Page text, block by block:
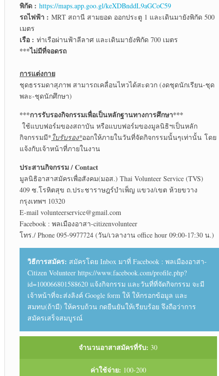
พิกัด : https://maps.app.goo.gl/keXDBnddL9aGCoC59
รถไฟฟ้า : MRT สถานี สามยอด ออกประตู 1 และเดินมายังพิกัด 500
เมตร
เรือ : ท่าเรือผ่านฟ้าลีลาศ และเดินมายังพิกัด 700 เมตร
***ไม่มีที่จอดรถ
การแต่งกาย
ชุดธรรมดาสุภาพ สามารถเคลื่อนไหวได้สะดวก (งดชุดนักเรียน-ชุด
พละ-ชุดนักศึกษา)
***การรับรองกิจกรรมเพื่อเป็นหลักฐานทางการศึกษา***
ใช้แบบฟอร์มของสถาบัน หรือแบบฟอร์มของมูลนิธิฯเป็นหลัก
กิจกรรมมี* ใบรับรอง*ออกให้ภายในวันที่จัดกิจกรรมนั้นๆเท่านั้น โดย
แจ้งกับเจ้าหน้าที่ภายในงาน
ประสานกิจกรรม / Contact
มูลนิธิอาสาสมัครเพื่อสังคม(มอส.) Thai Volunteer Service (TVS)
409 ซ.โรหิตสุข ถ.ประชาราษฎร์บำเพ็ญ แขวง/เขต ห้วยขวาง
กรุงเทพฯ 10320
E-mail volunteerservice@gmail.com
Facebook : พลเมืองอาสา-citizenvolunteer
โทร./ Phone 095-9977724 (วัน/เวลางาน office hour 09:00-17:30 น.)
วิธีการสมัคร: สมัครโดย Inbox มาที่ Facebook : พลเมืองอาสา-
Citizen Volunteer https://www.facebook.com/profile.php?
id=100066801588620 แจ้งกิจกรรม และวันที่ที่จัดกิจกรรม จะมี
เจ้าหน้าที่จะส่งลิงค์ Google form ให้ ให้กรอกข้อมูล และ
สมทบ(ถ้ามี) ให้ครบถ้วน กดยืนยันให้เรียบร้อย จึงถือว่าการ
สมัครเสร็จสมบูรณ์
จำนวนอาสาสมัครที่รับ: 30
ค่าใช้จ่าย: 100-200